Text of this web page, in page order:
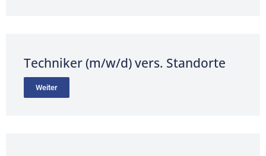
Techniker (m/w/d) vers. Standorte
Weiter